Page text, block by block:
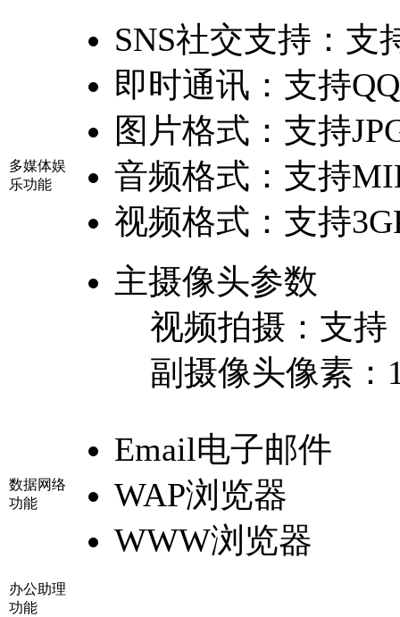
多媒体娱
乐功能
SNS社交支持： 支
即时通讯： 支持
图片格式： 支持
音频格式： 支持
视频格式： 支持
主摄像头参数
视频拍摄： 支持
副摄像头像素：
数据网络
功能
Email电子邮件
WAP浏览器
WWW浏览器
办公助理
功能